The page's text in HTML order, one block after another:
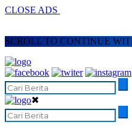
CLOSE ADS
SCROLL TO CONTINUE
✖